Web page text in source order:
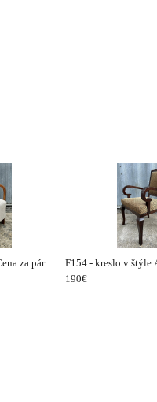
za pár
F154 - kreslo v štýle
190€